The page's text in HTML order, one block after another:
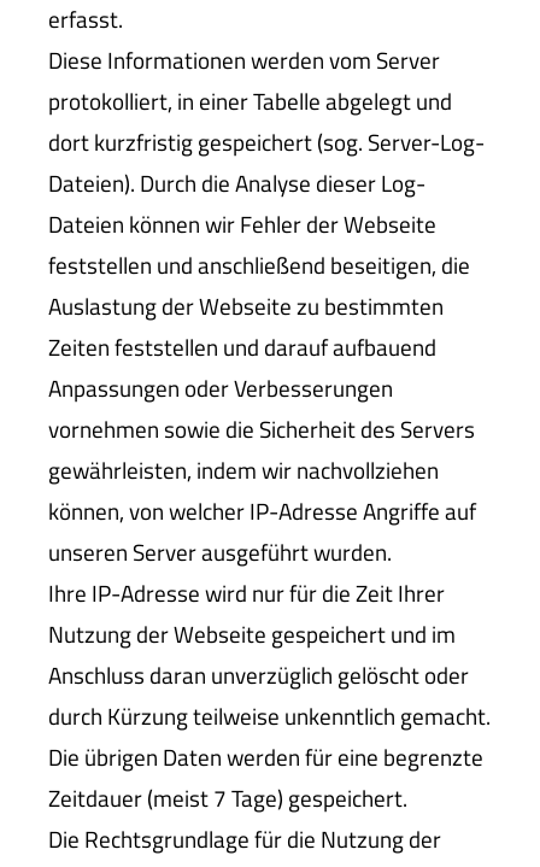
erfasst.
Diese Informationen werden vom Server
protokolliert, in einer Tabelle abgelegt und
dort kurzfristig gespeichert (sog. Server-Log-
Dateien). Durch die Analyse dieser Log-
Dateien können wir Fehler der Webseite
feststellen und anschließend beseitigen, die
Auslastung der Webseite zu bestimmten
Zeiten feststellen und darauf aufbauend
Anpassungen oder Verbesserungen
vornehmen sowie die Sicherheit des Servers
gewährleisten, indem wir nachvollziehen
können, von welcher IP-Adresse Angriffe auf
unseren Server ausgeführt wurden.
Ihre IP-Adresse wird nur für die Zeit Ihrer
Nutzung der Webseite gespeichert und im
Anschluss daran unverzüglich gelöscht oder
durch Kürzung teilweise unkenntlich gemacht.
Die übrigen Daten werden für eine begrenzte
Zeitdauer (meist 7 Tage) gespeichert.
Die Rechtsgrundlage für die Nutzung der